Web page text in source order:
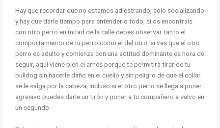
Hay que recordar que no estamos adiestrando, solo socializando
y hay que darle tiempo para entenderlo todo, si os encontráis
con otro perro en mitad de la calle debes observar tanto el
comportamiento de tu perro como el del otro, si ves que el otro
perro es adulto y comienza con una actitud dominante es hora de
seguir, aquí viene bien el arnés porque te permitirá tirar de tu
bulldog sin hacerle daño en el cuello y sin peligro de que el collar
se le salga por la cabeza, incluso si el otro perro se llega a poner
agresivo puedes darle un tirón y poner a tu compañero a salvo en
un segundo.